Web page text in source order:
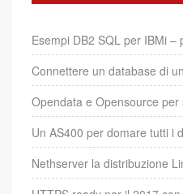
Esempi DB2 SQL per IBMi –
Connettere un database di
Opendata e Opensource per
Un AS400 per domare tutti i
Nethserver la distribuzione